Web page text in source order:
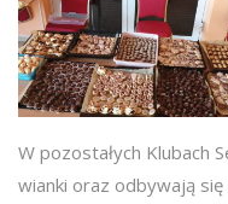
W pozostałych Klubach
wianki oraz odbywają